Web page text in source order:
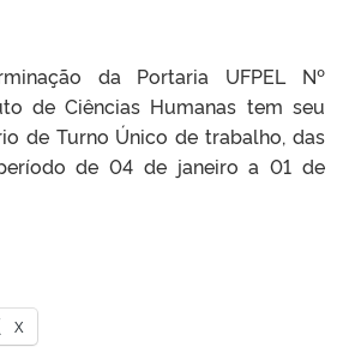
da Portaria UFPEL Nº
de Ciências Humanas tem seu
de Turno Único de trabalho, das
de 04 de janeiro a 01 de
X